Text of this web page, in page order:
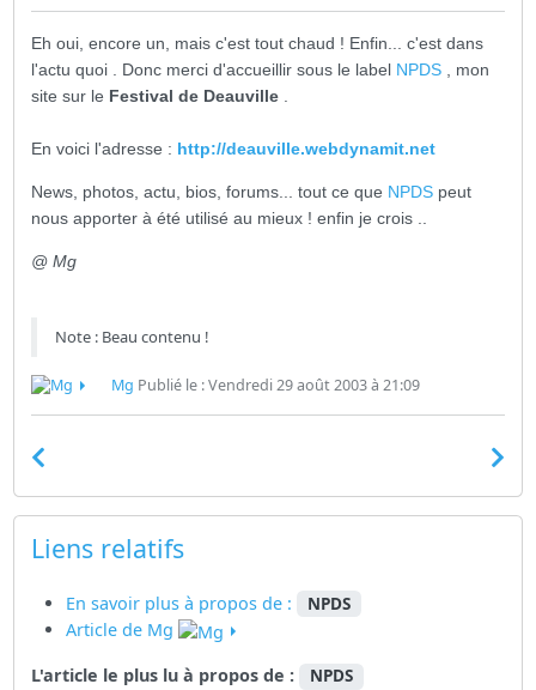
Eh oui, encore un, mais c'est tout chaud ! Enfin... c'est dans
l'actu quoi . Donc merci d'accueillir sous le label NPDS , mon
site sur le Festival de Deauville
En voici l'adresse : http://deauville.webdynamit.net
News, photos, actu, bios, forums... tout ce que NPDS peut
nous apporter à été utilisé au mieux ! enfin je crois ..
@ Mg
Note : Beau contenu !
Mg Publié le : Vendredi 29 août 2003 à 21:09
Liens relatifs
En savoir plus à propos de : NPDS
Article de Mg
L'article le plus lu à propos de : NPDS